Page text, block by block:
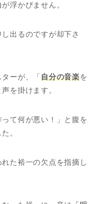
浮かびません。
出るのですが却下さ
ターが、「自分の音楽を
を掛けます。
て何が悪い！」と腹を
。
た裕一の欠点を指摘し